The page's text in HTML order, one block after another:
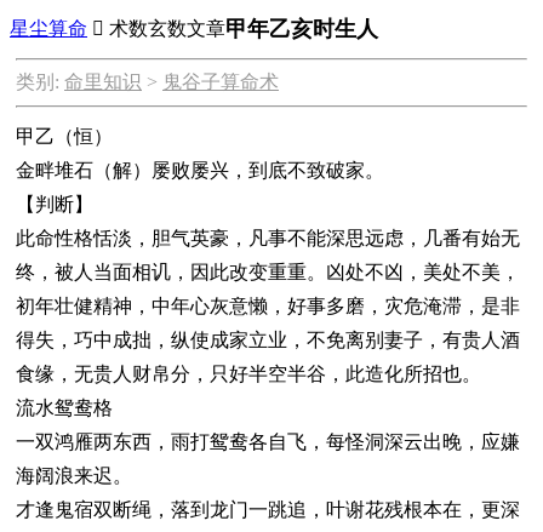
星尘算命  术数玄数文章甲年乙亥时生人
类别: 命里知识 > 鬼谷子算命术
甲乙（恒）
金畔堆石（解）屡败屡兴，到底不致破家。
【判断】
此命性格恬淡，胆气英豪，凡事不能深思远虑，几番有始无
终，被人当面相讥，因此改变重重。凶处不凶，美处不美，
初年壮健精神，中年心灰意懒，好事多磨，灾危淹滞，是非
得失，巧中成拙，纵使成家立业，不免离别妻子，有贵人酒
食缘，无贵人财帛分，只好半空半谷，此造化所招也。
流水鸳鸯格
一双鸿雁两东西，雨打鸳鸯各自飞，每怪洞深云出晚，应嫌
海阔浪来迟。
才逢鬼宿双断绳，落到龙门一跳追，叶谢花残根本在，更深